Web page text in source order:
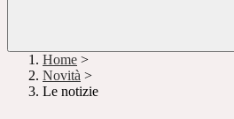
Home >
Novità >
Le notizie